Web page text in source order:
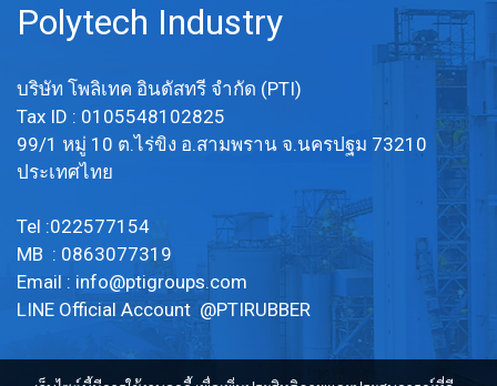
Polytech Industry
บริษัท โพลิเทค อินดัสทรี จำกัด (PTI)
Tax ID : 0105548102825
99/1 หมู่ 10 ต.ไร่ขิง อ.สามพราน จ.นครปฐม 73210
ประเทศไทย
Tel :022577154
MB : 0863077319
Email : info@ptigroups.com
LINE Official Account @PTIRUBBER